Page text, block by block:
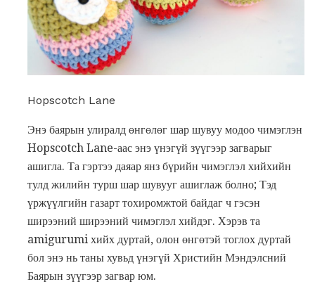
Hopscotch Lane
Энэ баярын улиралд өнгөлөг шар шувуу модоо чимэглэн
Hopscotch Lane-аас энэ үнэгүй зүүгээр загварыг
ашигла. Та гэртээ даяар янз бүрийн чимэглэл хийхийн
тулд жилийн турш шар шувууг ашиглаж болно; Тэд
үржүүлгийн газарт тохиромжтой байдаг ч гэсэн
ширээний ширээний чимэглэл хийдэг. Хэрэв та
amigurumi хийх дуртай, олон өнгөтэй тоглох дуртай
бол энэ нь таны хувьд үнэгүй Христийн Мэндэлсний
Баярын зүүгээр загвар юм.